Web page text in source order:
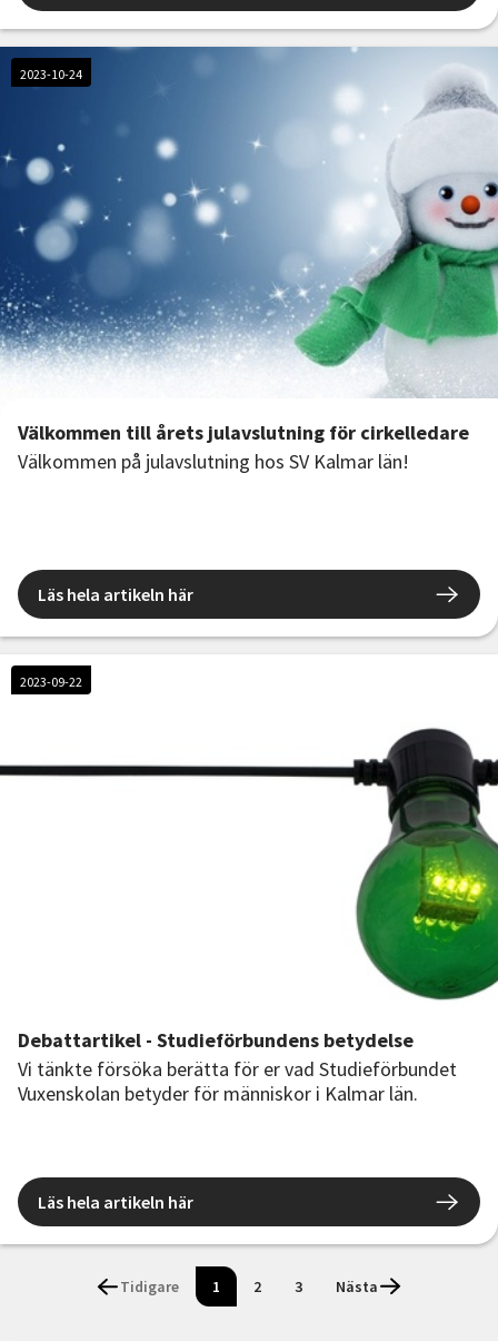
2023-10-24
Välkommen till årets julavslutning för cirkelledare
Välkommen på julavslutning hos SV Kalmar län!
Läs hela artikeln här
2023-09-22
Debattartikel - Studieförbundens betydelse
Vi tänkte försöka berätta för er vad Studieförbundet
Vuxenskolan betyder för människor i Kalmar län.
Läs hela artikeln här
Tidigare 1 2 3 Nästa